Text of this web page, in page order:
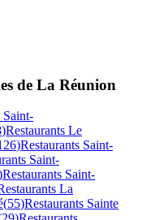
de La Réunion
Saint-
)Restaurants Le
)Restaurants Saint-
Saint-
Restaurants Saint-
La
(55)Restaurants Sainte